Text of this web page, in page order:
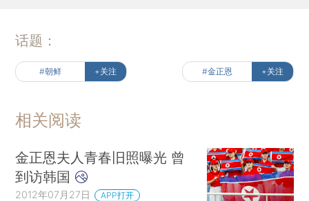
话题：
#朝鲜 +关注 #金正恩 +关注
相关阅读
金正恩夫人青春旧照曝光 曾
到访韩国
2012年07月27日 APP打开